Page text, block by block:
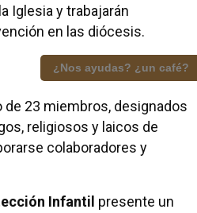
Iglesia y trabajarán
en las diócesis.
¿Nos ayudas? ¿un café?
23 miembros, designados
religiosos y laicos de
colaboradores y
Infantil presente un